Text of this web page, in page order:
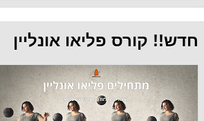
פליאו אונליין